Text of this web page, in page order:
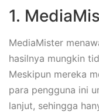
1.
MediaMister
hasilnya mungkin
Meskipun mereka
para pengguna ini
lanjut, sehingga